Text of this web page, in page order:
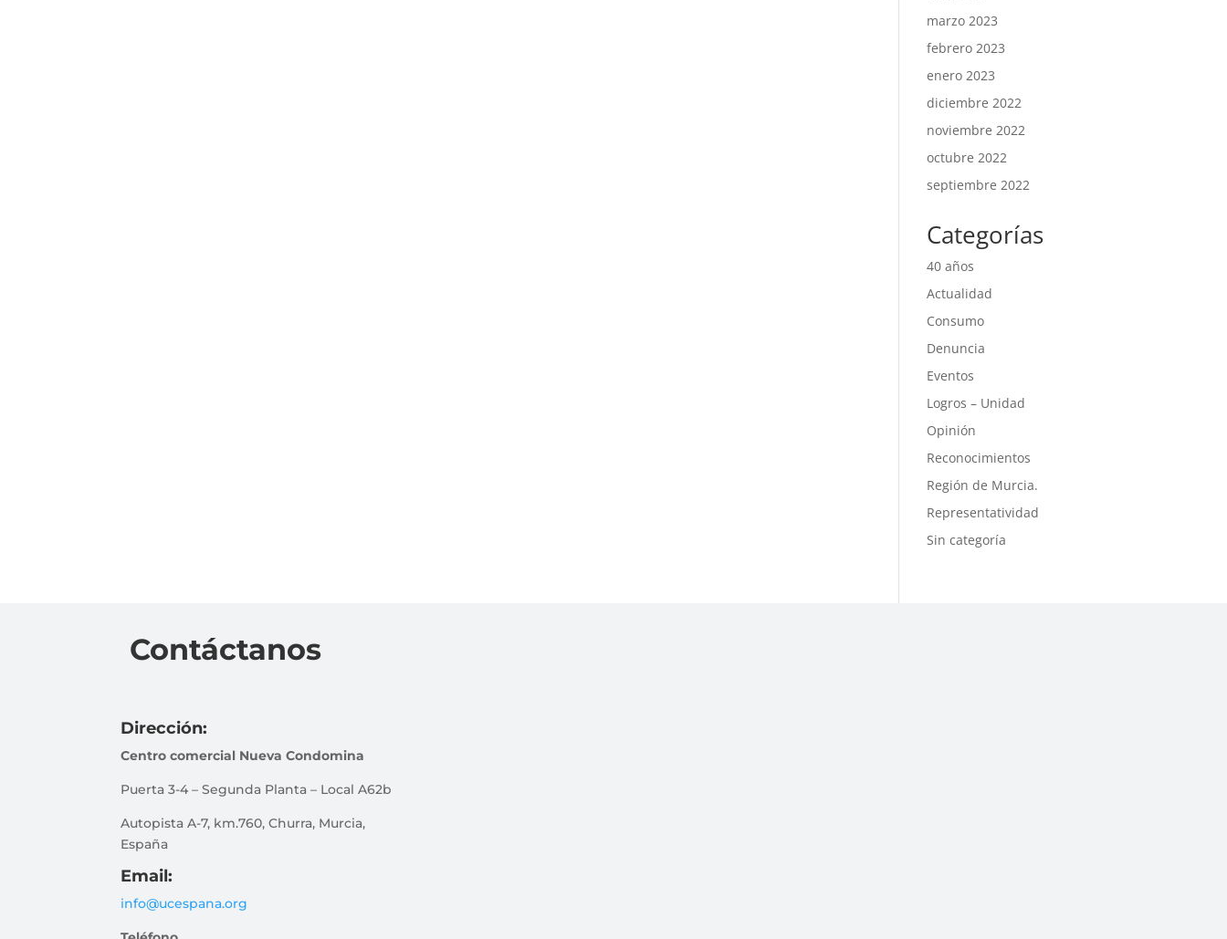
marzo 2023
febrero 2023
enero 2023
diciembre 2022
noviembre 2022
octubre 2022
septiembre 2022
Categorías
40 años
Actualidad
Consumo
Denuncia
Eventos
Logros – Unidad
Opinión
Reconocimientos
Región de Murcia.
Representatividad
Sin categoría
Contáctanos
Dirección:
Centro comercial Nueva Condomina
Puerta 3-4 – Segunda Planta – Local A62b
Autopista A-7, km.760, Churra, Murcia,
España
Email:
info@ucespana.org